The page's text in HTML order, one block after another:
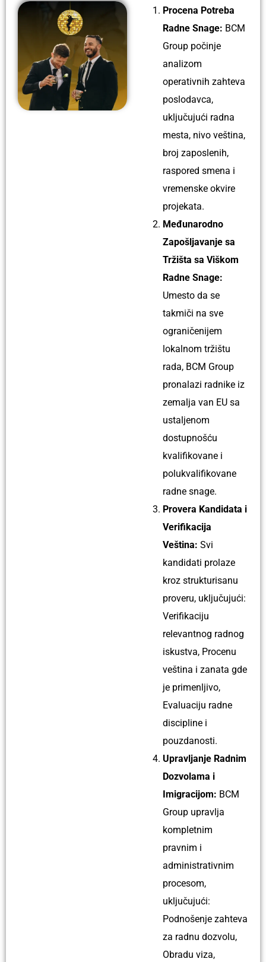
Procena Potreba
Radne Snage: BCM
Group počinje
analizom
operativnih zahteva
poslodavca,
uključujući radna
mesta, nivo veština,
broj zaposlenih,
raspored smena i
vremenske okvire
projekata.
Međunarodno
Zapošljavanje sa
Tržišta sa Viškom
Radne Snage:
Umesto da se
takmiči na sve
ograničenijem
lokalnom tržištu
rada, BCM Group
pronalazi radnike iz
zemalja van EU sa
ustaljenom
dostupnošću
kvalifikovane i
polukvalifikovane
radne snage.
Provera Kandidata i
Verifikacija
Veština: Svi
kandidati prolaze
kroz strukturisanu
proveru, uključujući:
Verifikaciju
relevantnog radnog
iskustva, Procenu
veština i zanata gde
je primenljivo,
Evaluaciju radne
discipline i
pouzdanosti.
Upravljanje Radnim
Dozvolama i
Imigracijom: BCM
Group upravlja
kompletnim
pravnim i
administrativnim
procesom,
uključujući:
Podnošenje zahteva
za radnu dozvolu,
Obradu viza,